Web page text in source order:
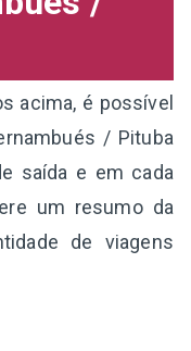
acima, é possível
/ Pituba
saída e em cada
um resumo da
de viagens